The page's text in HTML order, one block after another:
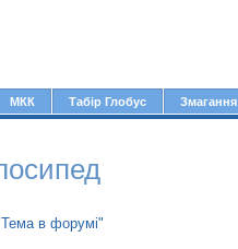
МКК Табір Глобус Змагання
в форумі"